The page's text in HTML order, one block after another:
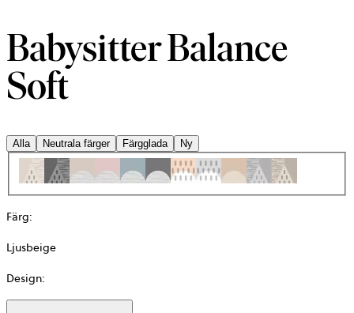
Babysitter Balance
Soft
Alla Neutrala färger Färgglada Ny
Färg:
Ljusbeige
Design: